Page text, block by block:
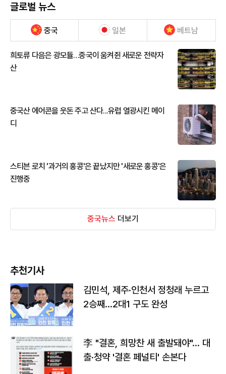
글로벌 뉴스
중국 일본 베트남
희토류 다음은 광모듈…중국이 움켜쥔 새로운 전략자
산
중국산 에어콘을 웃돈 주고 산다...유럽 열광시킨 메이
디
스티븐 로치 '과거의 홍콩'은 끝났지만 '새로운 홍콩'은
진행중
중국뉴스 더보기
추천기사
김민석, 제주·인천서 정청래 누르고
2승째…2대1 구도 완성
李 "결혼, 희망찬 새 출발돼야"… 대
출·청약 '결혼 페널티' 손본다